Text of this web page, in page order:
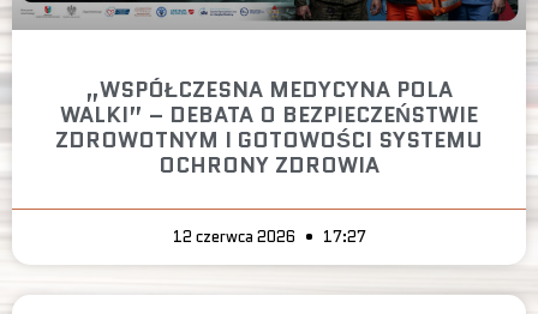
„WSPÓŁCZESNA MEDYCYNA POLA
WALKI” – DEBATA O BEZPIECZEŃSTWIE
ZDROWOTNYM I GOTOWOŚCI SYSTEMU
OCHRONY ZDROWIA
12 czerwca 2026 17:27